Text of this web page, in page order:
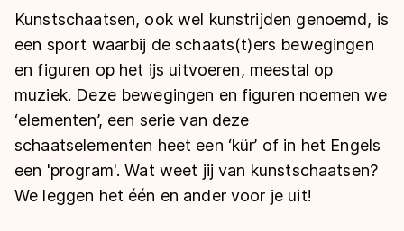
Disciplines
Marathon
Langebaan
Shorttrack
Inlineskaten
Kunstschaatsen
Uitslagen
Langebaan
Shorttrack
Marathon
Tijden & historie
Ranglijsten Langebaan
De weg op
Kunstschaatsen, ook wel kunstrijden genoemd, is
een sport waarbij de schaats(t)ers bewegingen
en figuren op het ijs uitvoeren, meestal op
muziek. Deze bewegingen en figuren noemen we
‘elementen’, een serie van deze
schaatselementen heet een ‘kür’ of in het Engels
een 'program'. Wat weet jij van kunstschaatsen?
We leggen het één en ander voor je uit!